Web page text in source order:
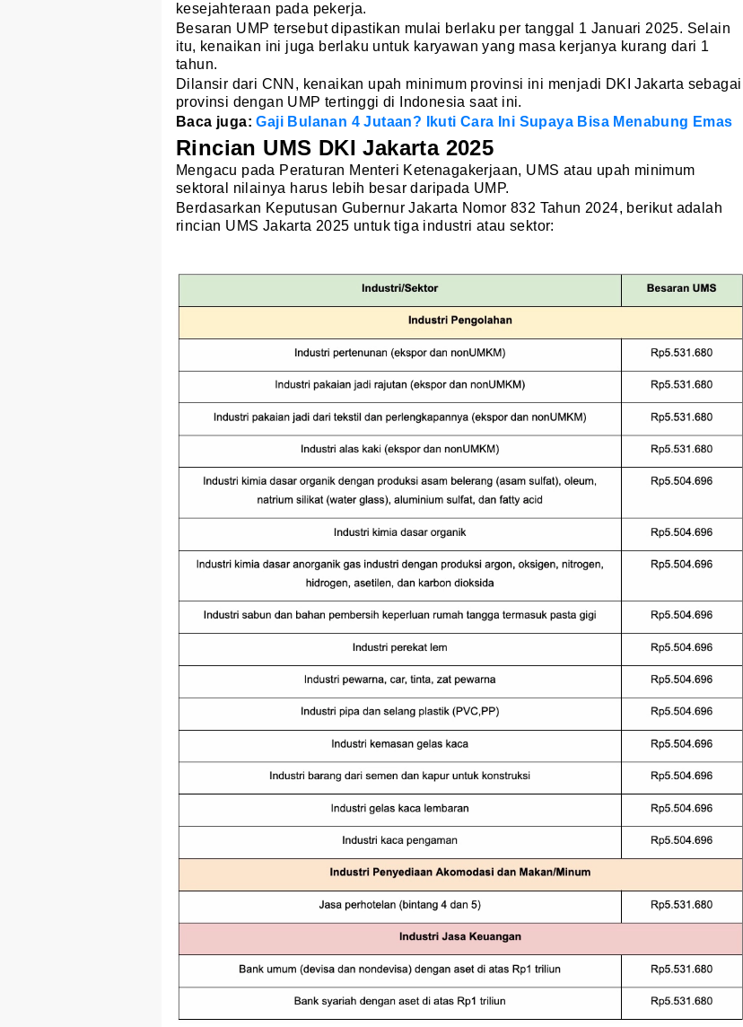
kesejahteraan pada pekerja.
Besaran UMP tersebut dipastikan mulai berlaku per tanggal 1 Januari 2025. Selain
itu, kenaikan ini juga berlaku untuk karyawan yang masa kerjanya kurang dari 1
tahun.
Dilansir dari CNN, kenaikan upah minimum provinsi ini menjadi DKI Jakarta sebagai
provinsi dengan UMP tertinggi di Indonesia saat ini.
Baca juga:Gaji Bulanan 4 Jutaan? Ikuti Cara Ini Supaya Bisa Menabung Emas
Rincian UMS DKI Jakarta 2025
Mengacu pada Peraturan Menteri Ketenagakerjaan, UMS atau upah minimum
sektoral nilainya harus lebih besar daripada UMP.
Berdasarkan Keputusan Gubernur Jakarta Nomor 832 Tahun 2024, berikut adalah
rincian UMS Jakarta 2025 untuk tiga industri atau sektor: